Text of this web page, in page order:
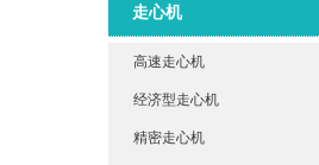
走心机
高速走心机
经济型走心机
精密走心机